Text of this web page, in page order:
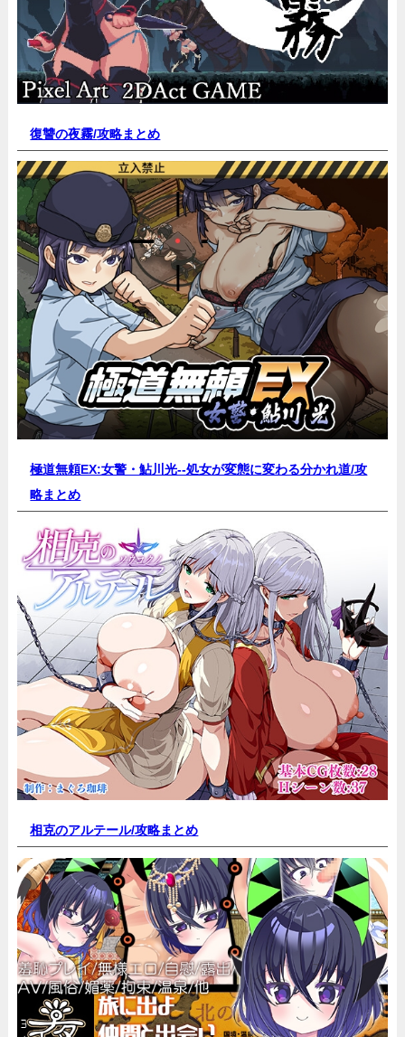
復讐の夜霧/攻略まとめ
極道無頼EX:女警・鮎川光--処女が変態に変わる分かれ道/攻
略まとめ
相克のアルテール/攻略まとめ